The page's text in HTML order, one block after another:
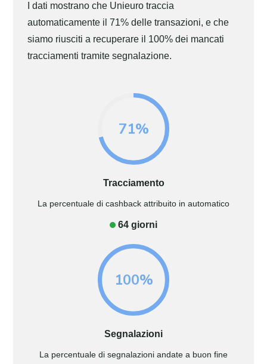
I dati mostrano che Unieuro traccia
automaticamente il 71% delle transazioni, e che
siamo riusciti a recuperare il 100% dei mancati
tracciamenti tramite segnalazione.
71%
Tracciamento
La percentuale di cashback attribuito in automatico
64 giorni
100%
Segnalazioni
La percentuale di segnalazioni andate a buon fine